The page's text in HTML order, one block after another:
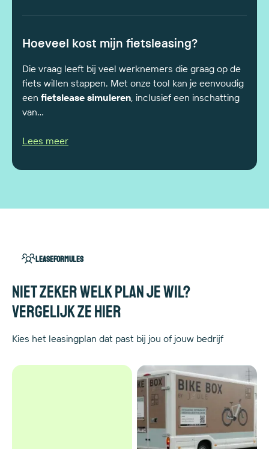
Hoeveel kost mijn fietsleasing?
Die vraag leeft bij veel werknemers die graag op de
fiets willen stappen. Met onze tool kan je eenvoudig
een fietslease simuleren , inclusief een inschatting
van...
Lees meer
Leaseformules
Niet zeker welk plan je wil?
Vergelijk ze hier
Kies het leasingplan dat past bij jou of jouw bedrijf